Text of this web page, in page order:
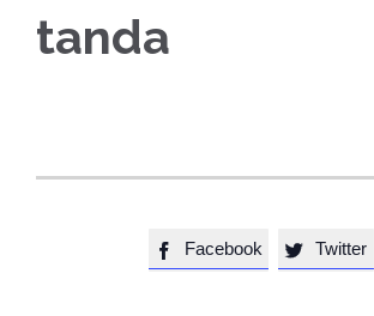
tanda
 Facebook  Twitter